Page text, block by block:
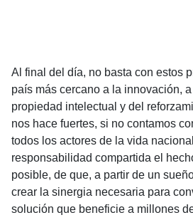
Al final del día, no basta con estos
país más cercano a la innovación,
propiedad intelectual y del
nos hace fuertes, si no contamos
todos los actores de la vida
responsabilidad compartida el
posible, de que, a partir de un
crear la sinergia necesaria para
solución que beneficie a millones